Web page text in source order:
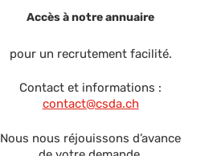
Accès à notre annuaire
pour un recrutement facilité.
Contact et informations :
contact@csda.ch
Nous nous réjouissons d’avance